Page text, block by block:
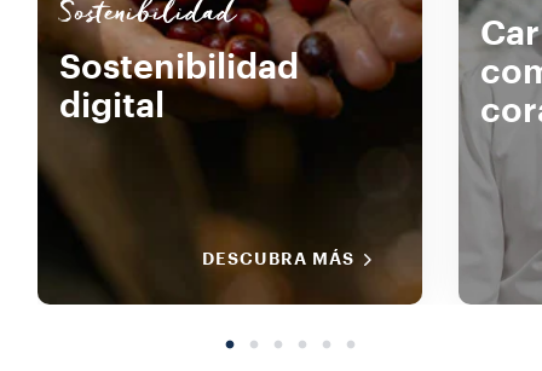
Sostenibilidad
Sostenibilidad
digital
DESCUBRA MÁS